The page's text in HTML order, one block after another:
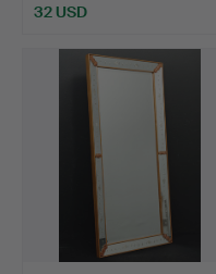
32 USD